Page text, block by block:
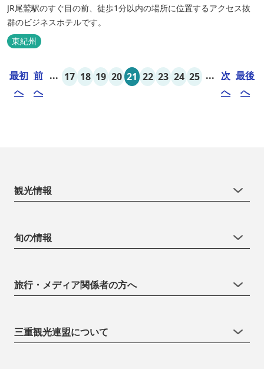
JR尾鷲駅のすぐ目の前、徒歩1分以内の場所に位置するアクセス抜
群のビジネスホテルです。
東紀州
最初
へ
前
へ
... 17 18 19 20 21 22 23 24 25 ... 次
へ
最後
へ
観光情報
旬の情報
旅行・メディア関係者の方へ
三重観光連盟について